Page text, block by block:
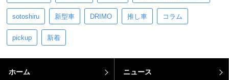
sotoshiru 新型車 DRIMO 推し車 コラム
pickup 新着
ホーム ニュース